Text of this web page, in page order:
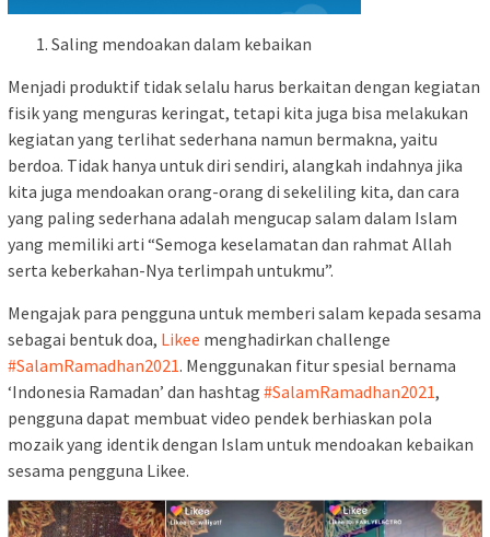
Saling mendoakan dalam kebaikan
Menjadi produktif tidak selalu harus berkaitan dengan kegiatan
fisik yang menguras keringat, tetapi kita juga bisa melakukan
kegiatan yang terlihat sederhana namun bermakna, yaitu
berdoa. Tidak hanya untuk diri sendiri, alangkah indahnya jika
kita juga mendoakan orang-orang di sekeliling kita, dan cara
yang paling sederhana adalah mengucap salam dalam Islam
yang memiliki arti “Semoga keselamatan dan rahmat Allah
serta keberkahan-Nya terlimpah untukmu”.
Mengajak para pengguna untuk memberi salam kepada sesama
sebagai bentuk doa, Likee menghadirkan challenge
#SalamRamadhan2021. Menggunakan fitur spesial bernama
‘Indonesia Ramadan’ dan hashtag #SalamRamadhan2021,
pengguna dapat membuat video pendek berhiaskan pola
mozaik yang identik dengan Islam untuk mendoakan kebaikan
sesama pengguna Likee.